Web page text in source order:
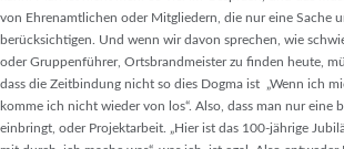
von Ehrenamtlichen oder Mitgliedern, die nur eine Sache
berücksichtigen. Und wenn wir davon sprechen, wie
oder Gruppenführer, Ortsbrandmeister zu finden heute,
dass die Zeitbindung nicht so dies Dogma ist „Wenn ich
komme ich nicht wieder von los“. Also, dass man nur eine
einbringt, oder Projektarbeit. „Hier ist das 100-jährige